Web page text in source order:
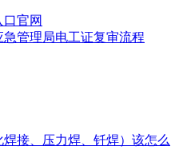
官网
急管理局电工证复审流程